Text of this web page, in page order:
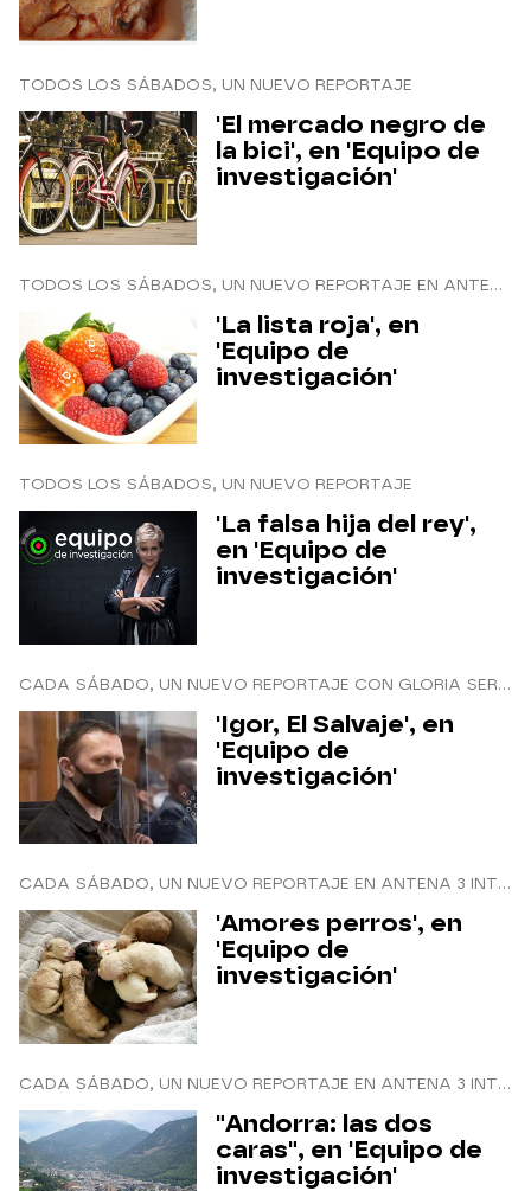
TODOS LOS SÁBADOS, UN NUEVO REPORTAJE
'El mercado negro de
la bici', en 'Equipo de
investigación'
TODOS LOS SÁBADOS, UN NUEVO REPORTAJE EN ANTENA 3 INTERNACIONAL
'La lista roja', en
'Equipo de
investigación'
TODOS LOS SÁBADOS, UN NUEVO REPORTAJE
'La falsa hija del rey',
en 'Equipo de
investigación'
CADA SÁBADO, UN NUEVO REPORTAJE CON GLORIA SERRA
'Igor, El Salvaje', en
'Equipo de
investigación'
CADA SÁBADO, UN NUEVO REPORTAJE EN ANTENA 3 INTERNACIONAL
'Amores perros', en
'Equipo de
investigación'
CADA SÁBADO, UN NUEVO REPORTAJE EN ANTENA 3 INTERNACIONAL
"Andorra: las dos
caras", en 'Equipo de
investigación'